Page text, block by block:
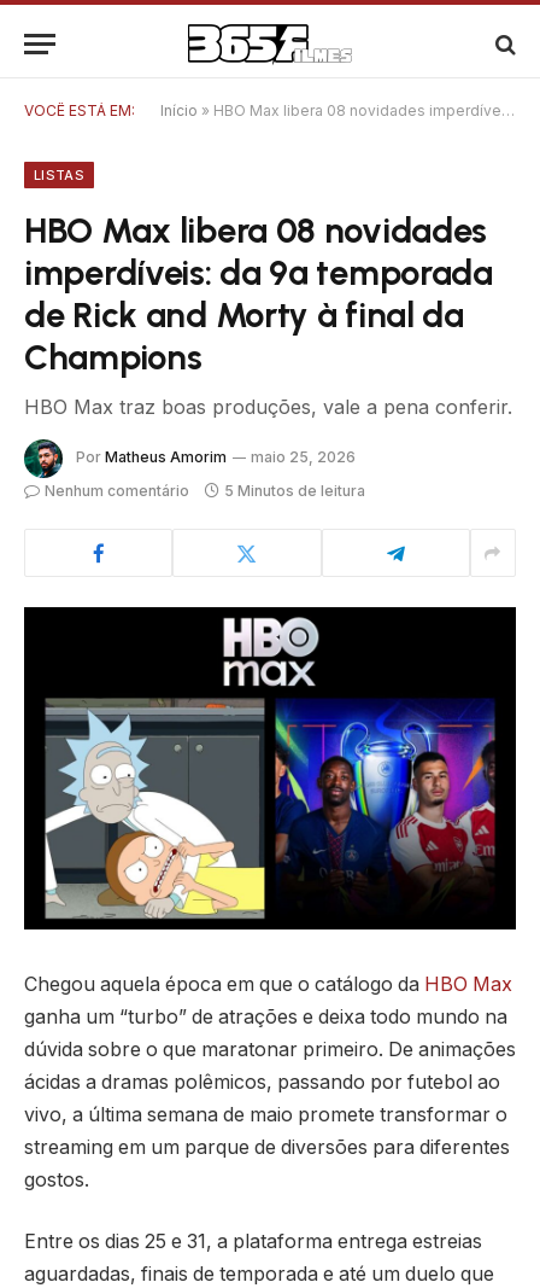
VOCÊ ESTÁ EM: Início » HBO Max libera 08 novidades imperdíveis: da 9ª temporada de Rick and Morty à final da Champions
LISTAS
HBO Max libera 08 novidades
imperdíveis: da 9ª temporada
de Rick and Morty à final da
Champions
HBO Max traz boas produções, vale a pena conferir.
Por Matheus Amorim
maio 25, 2026
Nenhum comentário
5 Minutos de leitura
Chegou aquela época em que o catálogo da HBO Max
ganha um “turbo” de atrações e deixa todo mundo na
dúvida sobre o que maratonar primeiro. De animações
ácidas a dramas polêmicos, passando por futebol ao
vivo, a última semana de maio promete transformar o
streaming em um parque de diversões para diferentes
gostos.
Entre os dias 25 e 31, a plataforma entrega estreias
aguardadas, finais de temporada e até um duelo que